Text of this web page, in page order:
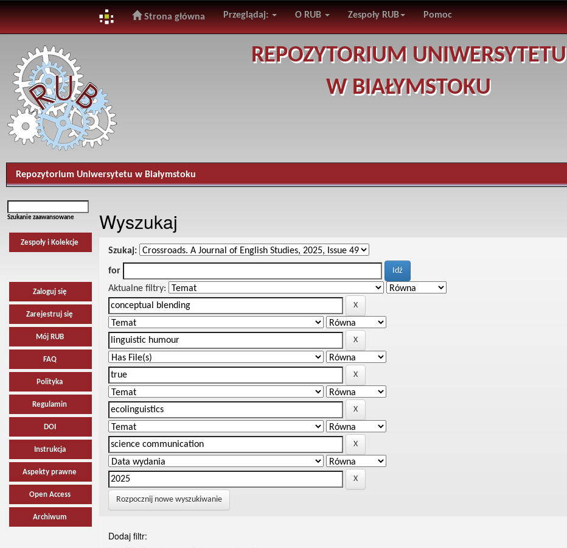
navigation
Strona główna Przeglądaj: O RUB Zespoły RUB Pomoc
REPOZYTORIUM UNIWERSYTETU
W BIAŁYMSTOKU
Repozytorium Uniwersytetu w Białymstoku
Szukanie zaawansowane
Zespoły i Kolekcje
Zaloguj się
Zarejestruj się
Mój RUB
FAQ
Polityka
Regulamin
DOI
Instrukcja
Aspekty prawne
Open Access
Archiwum
Wyszukaj
Szukaj:
for
Aktualne filtry:
Rozpocznij nowe wyszukiwanie
Dodaj filtr: